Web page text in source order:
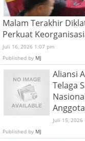
Malam Terakhir
Perkuat
Juli 16, 2026 1:07 pm
Published by MJ
Aliansi
Telaga
Anggota
Juli 15,
Published by MJ